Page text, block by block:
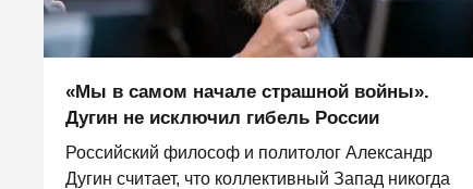
«Мы в самом начале страшной войны».
Дугин не исключил гибель России
Российский философ и политолог Александр
Дугин считает, что коллективный Запад никогда